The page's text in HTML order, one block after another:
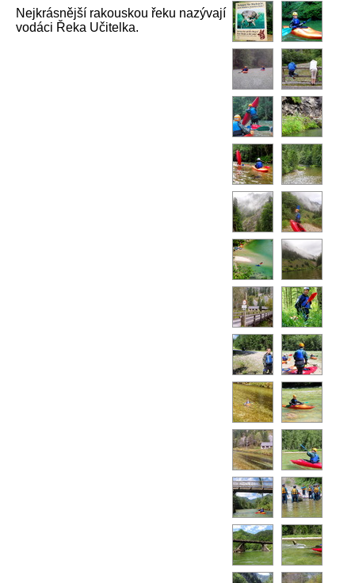
Nejkrásnější rakouskou řeku nazývají
vodáci Řeka Učitelka.